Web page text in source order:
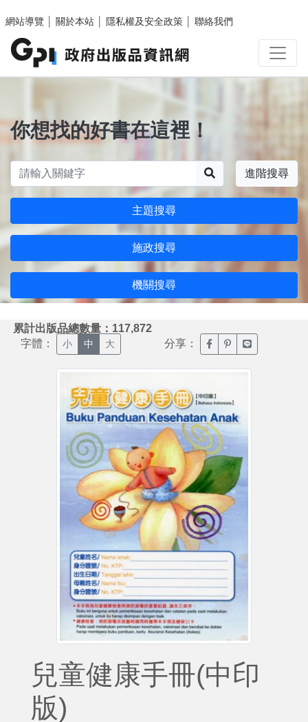
網站導覽
關於本站 隱私權及安全政策 聯絡我們
你想找的好書在這裡！
進階搜尋
主題搜尋
施政搜尋
機關搜尋
累計出版品總數量：117,872
字體： 小 中 大 分享： 臉書分享(另開新視窗)
噗浪分享(另開新
Line分享(另
兒童健康手冊(中印
版)